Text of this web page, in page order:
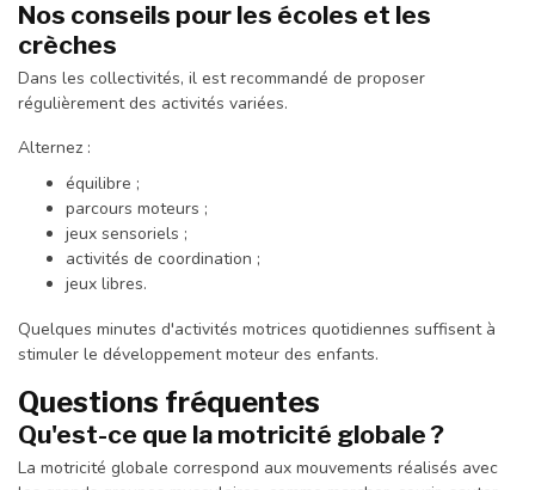
Nos conseils pour les écoles et les
crèches
Dans les collectivités, il est recommandé de proposer
régulièrement des activités variées.
Alternez :
équilibre ;
parcours moteurs ;
jeux sensoriels ;
activités de coordination ;
jeux libres.
Quelques minutes d'activités motrices quotidiennes suffisent à
stimuler le développement moteur des enfants.
Questions fréquentes
Qu'est-ce que la motricité globale ?
La motricité globale correspond aux mouvements réalisés avec